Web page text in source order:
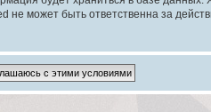
может быть ответственна за